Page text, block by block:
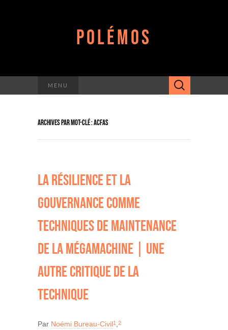
POLÉMOS
MENU Rechercher :
ARCHIVES PAR MOT-CLÉ : ACFAS
LA RÉSILIENCE ET LA
GOUVERNANCE COMME
TECHNIQUES DE MAINTENANCE
DE LA MÉGAMACHINE | UNE
AUTRE CRITIQUE DE LA
TECHNIQUE
Par Noémi Bureau-Civil1 2